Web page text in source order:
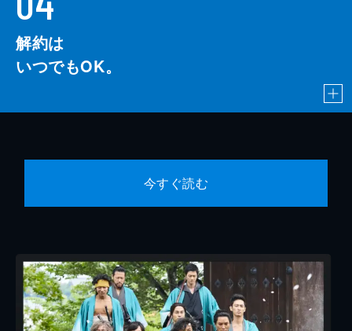
解約は
いつでもOK。
今すぐ読む